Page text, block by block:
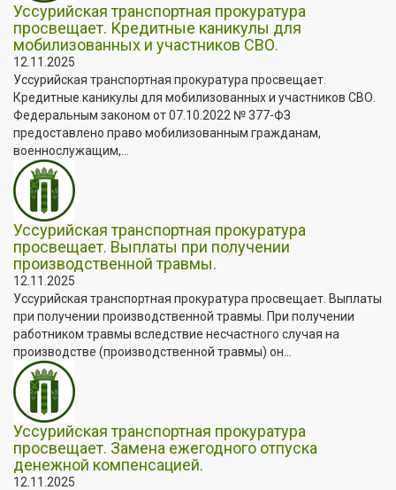
Уссурийская транспортная прокуратура
просвещает. Кредитные каникулы для
мобилизованных и участников СВО.
12.11.2025
Уссурийская транспортная прокуратура просвещает.
Кредитные каникулы для мобилизованных и участников СВО.
Федеральным законом от 07.10.2022 № 377-ФЗ
предоставлено право мобилизованным гражданам,
военнослужащим,...
Уссурийская транспортная прокуратура
просвещает. Выплаты при получении
производственной травмы.
12.11.2025
Уссурийская транспортная прокуратура просвещает. Выплаты
при получении производственной травмы. При получении
работником травмы вследствие несчастного случая на
производстве (производственной травмы) он...
Уссурийская транспортная прокуратура
просвещает. Замена ежегодного отпуска
денежной компенсацией.
12.11.2025